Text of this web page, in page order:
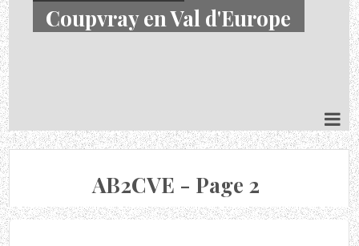
Coupvray en Val d'Europe
AB2CVE - Page 2